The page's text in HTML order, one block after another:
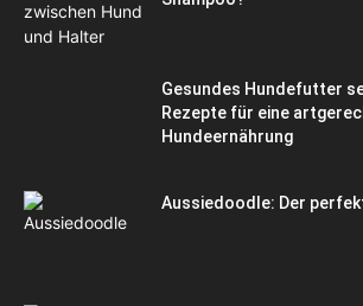
Gesundes Hundefutter
Rezepte für eine
Hundeernährung
Aussiedoodle: Der